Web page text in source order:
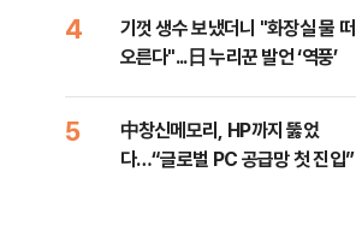
4
기껏 생수 보냈더니 "화장실 물 떠
오른다"...日 누리꾼 발언 ‘역풍’
5
中창신메모리, HP까지 뚫었
다…“글로벌 PC 공급망 첫 진입”